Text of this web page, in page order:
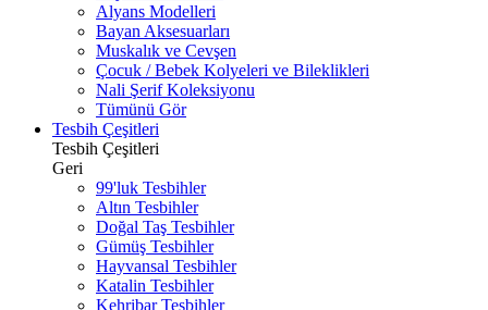
Alyans Modelleri
Bayan Aksesuarları
Muskalık ve Cevşen
Çocuk / Bebek Kolyeleri ve Bileklikleri
Nali Şerif Koleksiyonu
Tümünü Gör
Tesbih Çeşitleri
Tesbih Çeşitleri
Geri
99'luk Tesbihler
Altın Tesbihler
Doğal Taş Tesbihler
Gümüş Tesbihler
Hayvansal Tesbihler
Katalin Tesbihler
Kehribar Tesbihler